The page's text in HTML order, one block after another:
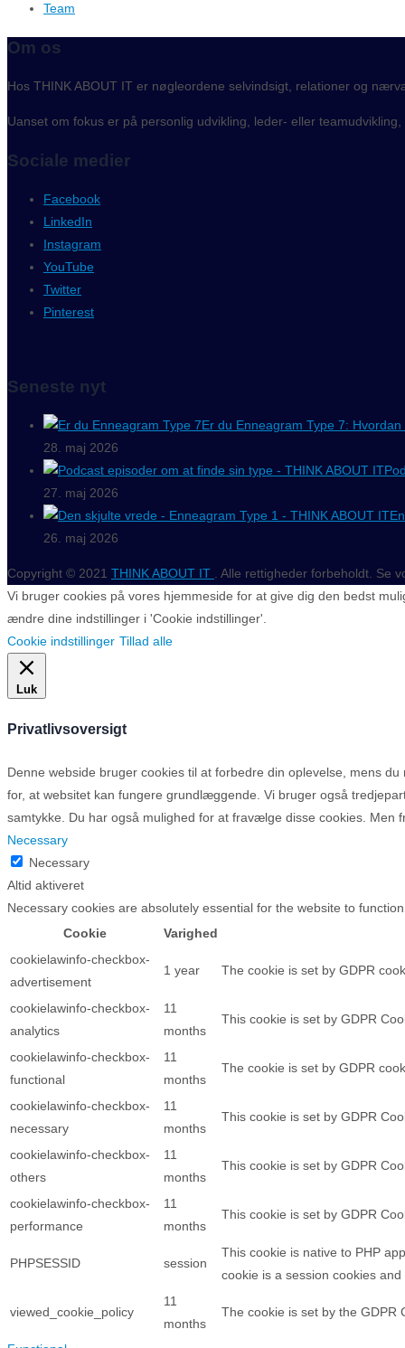
Team
Om os
Hos THINK ABOUT IT er nøgleordene selvindsigt, relationer og
Uanset om fokus er på personlig udvikling, leder- eller
Sociale medier
Facebook
LinkedIn
Instagram
YouTube
Twitter
Pinterest
Seneste nyt
Er du Enneagram Type 7:
28. maj 2026
27. maj 2026
26. maj 2026
Copyright © 2021 THINK ABOUT IT . Alle rettigheder forbeholdt. Se
Vi bruger cookies på vores hjemmeside for at give dig den bedst
ændre dine indstillinger i 'Cookie indstillinger'.
Cookie indstillinger Tillad alle
Luk
Privatlivsoversigt
Denne webside bruger cookies til at forbedre din oplevelse, mens
for, at websitet kan fungere grundlæggende. Vi bruger også
samtykke. Du har også mulighed for at fravælge disse cookies. Men
Necessary
Necessary
Altid aktiveret
Necessary cookies are absolutely essential for the website to
Cookie
Varighed
cookielawinfo-checkbox-
advertisement
1 year The cookie is set by GDPR
cookielawinfo-checkbox-
analytics
11
months
This cookie is set by GDPR
cookielawinfo-checkbox-
functional
11
months
The cookie is set by GDPR
cookielawinfo-checkbox-
necessary
11
months
This cookie is set by GDPR
cookielawinfo-checkbox-
others
11
months
This cookie is set by GDPR
cookielawinfo-checkbox-
performance
11
months
This cookie is set by GDPR
PHPSESSID session
This cookie is native to PHP
cookie is a session cookies
viewed_cookie_policy
11
months
The cookie is set by the GDPR